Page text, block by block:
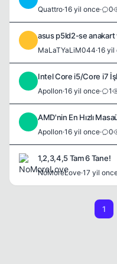
Quattro·16 yil once· 0
asus p5ld2-se anakart
MaLaTYaLiM044·16 yil
Intel Core i5/Core i7
Apollon·16 yil once· 1
AMD'nin En Hızlı
Apollon·16 yil once· 0
1,2,3,4,5 Tam 6 Tane!
NoMoreLove·17 yil
1